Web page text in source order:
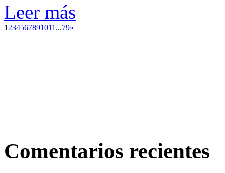
Leer más
1 234567891011 ...79»
Comentarios recientes